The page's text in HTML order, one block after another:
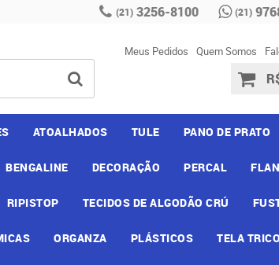
(21) 3256-8100 (21)
Meus Pedidos Quem Somos
ATOALHADOS TULE PANO DE PRATO
BENGALINE DECORAÇÃO PERCAL
RIPISTOP TECIDOS DE ALGODÃO CRÚ
ORGANZA PLÁSTICOS TELA